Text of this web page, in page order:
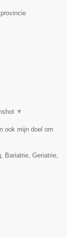
▼
ook mijn doel om
Bariatrie, Geriatrie,